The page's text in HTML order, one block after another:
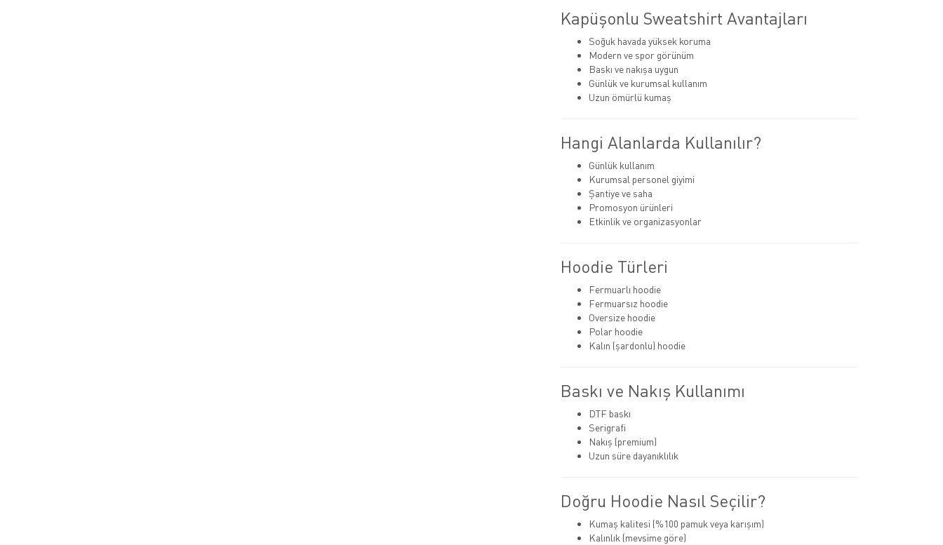
Kapüşonlu Sweatshirt Avantajları
Soğuk havada yüksek koruma
Modern ve spor görünüm
Baskı ve nakışa uygun
Günlük ve kurumsal kullanım
Uzun ömürlü kumaş
Hangi Alanlarda Kullanılır?
Günlük kullanım
Kurumsal personel giyimi
Şantiye ve saha
Promosyon ürünleri
Etkinlik ve organizasyonlar
Hoodie Türleri
Fermuarlı hoodie
Fermuarsız hoodie
Oversize hoodie
Polar hoodie
Kalın (şardonlu) hoodie
Baskı ve Nakış Kullanımı
DTF baskı
Serigrafi
Nakış (premium)
Uzun süre dayanıklılık
Doğru Hoodie Nasıl Seçilir?
Kumaş kalitesi (%100 pamuk veya karışım)
Kalınlık (mevsime göre)